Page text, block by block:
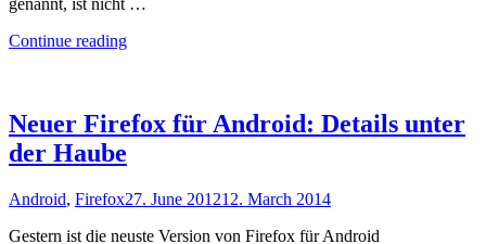
genannt, ist nicht …
Continue reading"Wie
Desire
HD?"
Neuer Firefox für Android: Details unter
der Haube
Android, Firefox27. June 201212. March 2014
Gestern ist die neuste Version von Firefox für Android